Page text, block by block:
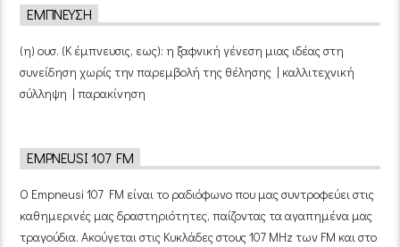
ΈΜΠΝΕΥΣΗ
(η) ουσ. (Κ έμπνευσις, εως): η ξαφνική γένεση μιας ιδέας στη
συνείδηση χωρίς την παρεμβολή της θέλησης | καλλιτεχνική
σύλληψη | παρακίνηση
EMPNEUSI 107 FM
Ο Empneusi 107 FM είναι το ραδιόφωνο που μας συντροφεύει στις
καθημερινές μας δραστηριότητες, παίζοντας τα αγαπημένα μας
τραγούδια. Ακούγεται στις Κυκλάδες στους 107 MHz των FM και στο